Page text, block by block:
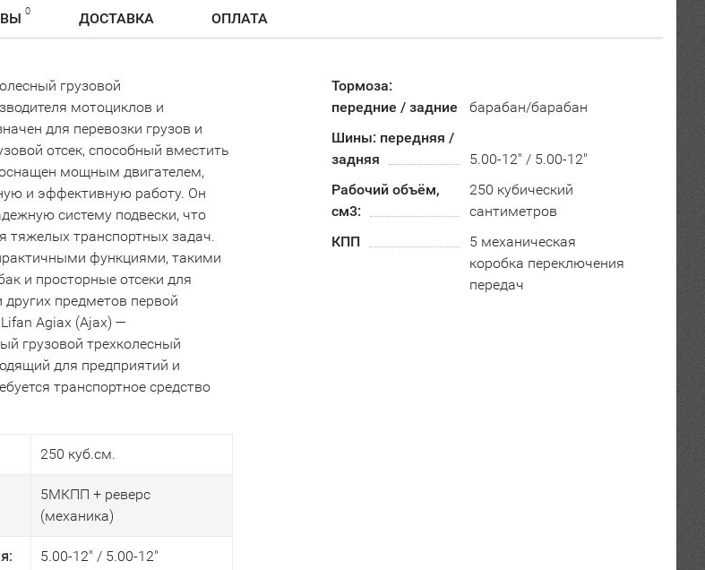
0 ДОСТАВКА ОПЛАТА
грузовой
мотоциклов и
для перевозки грузов и
отсек, способный вместить
мощным двигателем,
и эффективную работу. Он
систему подвески, что
тяжелых транспортных задач.
функциями, такими
и просторные отсеки для
предметов первой
Agiax (Ajax) —
грузовой трехколесный
для предприятий и
транспортное средство
250 куб.см.
5МКПП + реверс
(механика)
5.00-12" / 5.00-12"
Тормоза:
передние / задние
барабан/барабан
Шины: передняя /
задняя
5.00-12" / 5.00-12"
Рабочий объём,
см3:
250 кубический
сантиметров
КПП
5 механическая
коробка переключения
передач